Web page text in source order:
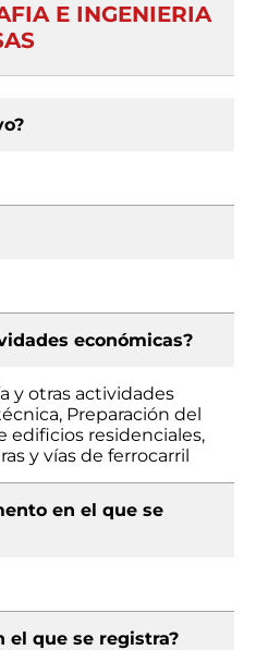
E INGENIERIA
económicas?
y otras actividades
Preparación del
edificios residenciales,
y vías de ferrocarril
en el que se
el que se registra?